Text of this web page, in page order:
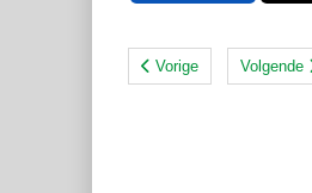
Vorige Volgende